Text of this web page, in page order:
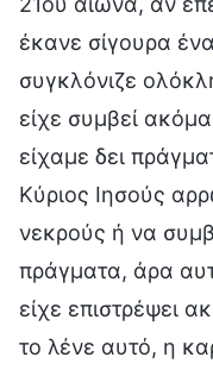
έκανε σίγουρα
συγκλόνιζε
είχε συμβεί
είχαμε δει
Κύριος Ιησούς
νεκρούς ή να
πράγματα, άρα
είχε επιστρέψει
το λένε αυτό, η